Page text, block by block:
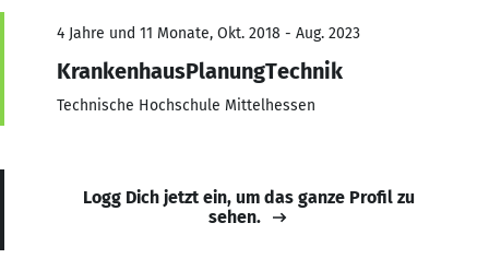
4 Jahre und 11 Monate, Okt. 2018 - Aug. 2023
KrankenhausPlanungTechnik
Technische Hochschule Mittelhessen
Logg Dich jetzt ein, um das ganze Profil zu
sehen.